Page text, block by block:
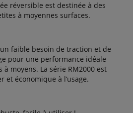
réversible est destinée à des
à moyennes surfaces.
faible besoin de traction et de
pour une performance idéale
à moyens. La série RM2000 est
et économique à l’usage.